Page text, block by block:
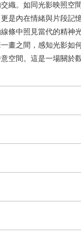
織。如同光影映照空
是內在情緒與片段記
條中照見當代的精神
畫之間，感知光影如
空間。這是一場關於